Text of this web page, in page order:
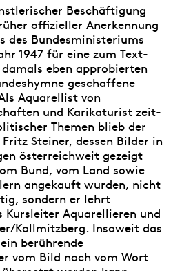
Beschäftigung
offizieller Anerkennung
des Bundesministeriums
1947 für eine zum Text-
eben approbierten
geschaffene
Aquarellist von
und Karikaturist zeit-
Themen blieb der
Steiner, dessen Bilder in
österreichweit gezeigt
Bund, vom Land sowie
angekauft wurden, nicht
sondern er lehrt
Aquarellieren und
Kollmitzberg. Insoweit das
berührende
vom Bild noch vom Wort